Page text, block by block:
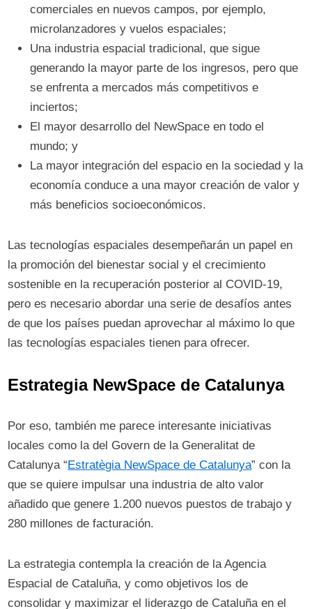
comerciales en nuevos campos, por ejemplo,
microlanzadores y vuelos espaciales;
Una industria espacial tradicional, que sigue
generando la mayor parte de los ingresos, pero que
se enfrenta a mercados más competitivos e
inciertos;
El mayor desarrollo del NewSpace en todo el
mundo; y
La mayor integración del espacio en la sociedad y la
economía conduce a una mayor creación de valor y
más beneficios socioeconómicos.
Las tecnologías espaciales desempeñarán un papel en
la promoción del bienestar social y el crecimiento
sostenible en la recuperación posterior al COVID-19,
pero es necesario abordar una serie de desafíos antes
de que los países puedan aprovechar al máximo lo que
las tecnologías espaciales tienen para ofrecer.
Estrategia NewSpace de Catalunya
Por eso, también me parece interesante iniciativas
locales como la del Govern de la Generalitat de
Catalunya “ Estratègia NewSpace de Catalunya” con la
que se quiere impulsar una industria de alto valor
añadido que genere 1.200 nuevos puestos de trabajo y
280 millones de facturación.
La estrategia contempla la creación de la Agencia
Espacial de Cataluña, y como objetivos los de
consolidar y maximizar el liderazgo de Cataluña en el